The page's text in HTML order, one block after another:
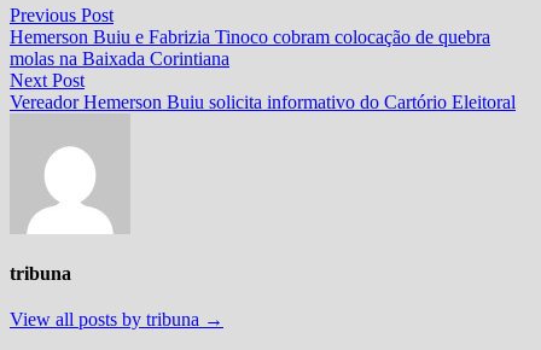
Navegação
de
Post
Previous PostPrevious
post:
Hemerson Buiu e Fabrizia Tinoco cobram colocação de quebra
molas na Baixada Corintiana
Next PostNext
post:
Vereador Hemerson Buiu solicita informativo do Cartório Eleitoral
tribuna
View all posts by tribuna →